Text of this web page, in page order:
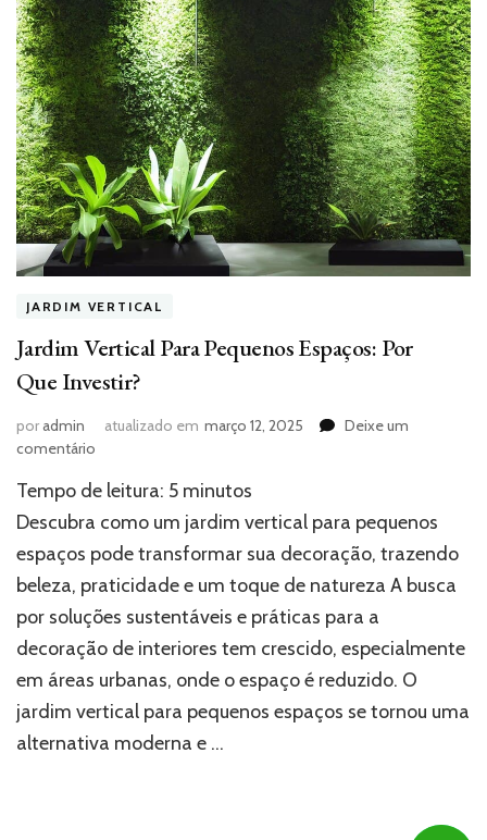
JARDIM VERTICAL
Jardim Vertical Para Pequenos Espaços: Por
Que Investir?
poradmin atualizado em março 12, 2025
Deixe um
comentário
Vertical
Para
Espaços:
Por
Que
Investir?
Tempo de leitura: 5 minutos
Descubra como um jardim vertical para pequenos
espaços pode transformar sua decoração, trazendo
beleza, praticidade e um toque de natureza A busca
por soluções sustentáveis e práticas para a
decoração de interiores tem crescido, especialmente
em áreas urbanas, onde o espaço é reduzido. O
jardim vertical para pequenos espaços se tornou uma
alternativa moderna e …